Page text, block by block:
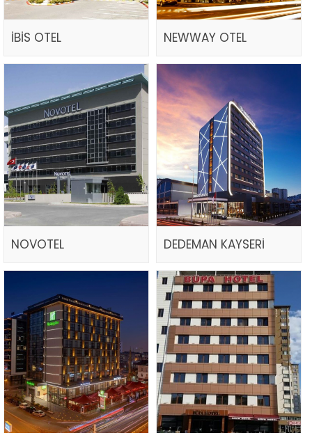
İBİS OTEL NEWWAY OTEL
NOVOTEL DEDEMAN KAYSERİ